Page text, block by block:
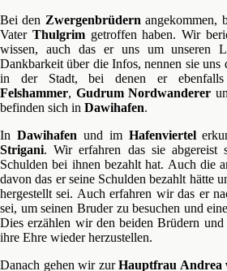
Bei den Zwergenbrüdern angekommen,
Vater Thulgrimgetroffen haben. Wir
wissen, auch das er uns um unseren
Dankbarkeit über die Infos, nennen sie uns
in der Stadt, bei denen er
Felshammer, Gudrum Nordwanderer
befinden sich in Dawihafen.
In Dawihafen und im Hafenviertel
Strigani. Wir erfahren das sie abgereist
Schulden bei ihnen bezahlt hat. Auch die
davon das er seine Schulden bezahlt hätte
hergestellt sei. Auch erfahren wir das er
sei, um seinen Bruder zu besuchen und
Dies erzählen wir den beiden Brüdern und
ihre Ehre wieder herzustellen.
Danach gehen wir zurHauptfrau Andrea